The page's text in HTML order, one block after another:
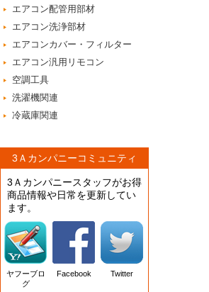
エアコン配管用部材
エアコン洗浄部材
エアコンカバー・フィルター
エアコン汎用リモコン
空調工具
洗濯機関連
冷蔵庫関連
3Ａカンパニーコミュニティ
3Ａカンパニースタッフがお得
商品情報や日常を更新してい
ます。
ヤフーブロ
グ
Facebook Twitter